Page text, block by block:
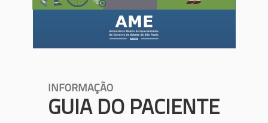
INFORMAÇÃO
GUIA DO PACIENTE